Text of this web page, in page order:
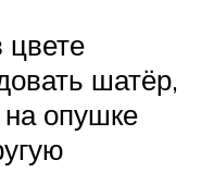
шатёр,
опушке